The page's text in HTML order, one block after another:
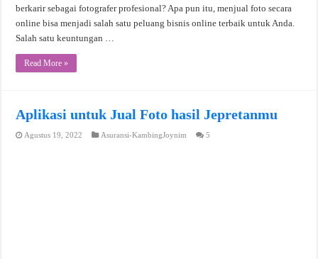
berkarir sebagai fotografer profesional? Apa pun itu, menjual foto secara
online bisa menjadi salah satu peluang bisnis online terbaik untuk Anda.
Salah satu keuntungan …
Read More »
Aplikasi untuk Jual Foto hasil Jepretanmu
Agustus 19, 2022 Asuransi-KambingJoynim 5